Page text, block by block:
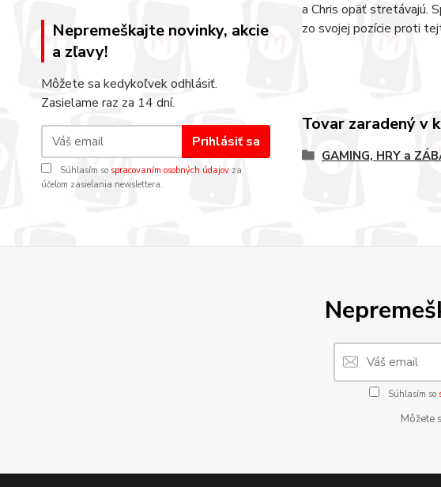
Nepremeškajte novinky, akcie
a zľavy!
Môžete sa kedykoľvek odhlásiť.
Zasielame raz za 14 dní.
Prihlásiť sa
Súhlasím so spracovaním osobných údajov za
účelom zasielania newslettera.
a Chris opäť stretávajú.
zo svojej pozície proti
Tovar zaradený v
GAMING, HRY a
Súhlasím so
Môžete